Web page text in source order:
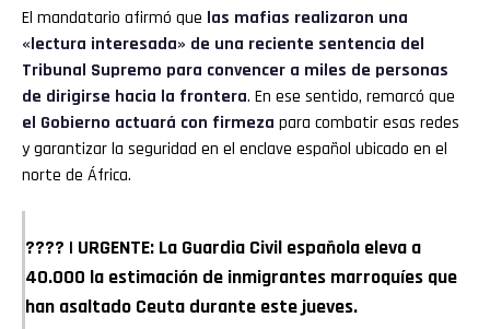
El mandatario afirmó que las mafias realizaron una
«lectura interesada» de una reciente sentencia del
Tribunal Supremo para convencer a miles de personas
de dirigirse hacia la frontera. En ese sentido, remarcó que
el Gobierno actuará con firmeza para combatir esas redes
y garantizar la seguridad en el enclave español ubicado en el
norte de África.
???? | URGENTE: La Guardia Civil española eleva a
40.000 la estimación de inmigrantes marroquíes que
han asaltado Ceuta durante este jueves.